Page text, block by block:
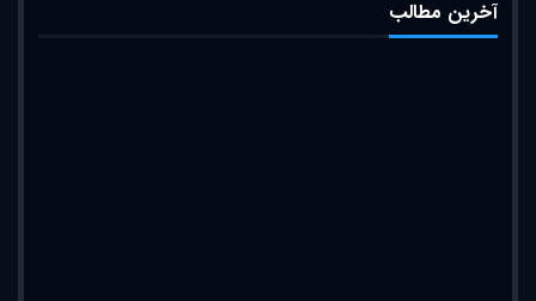
آخرین مطالب